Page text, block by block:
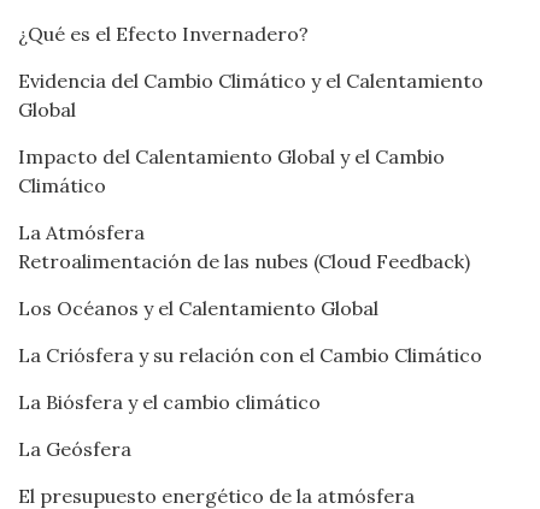
¿Qué es el Efecto Invernadero?
Evidencia del Cambio Climático y el Calentamiento
Global
Impacto del Calentamiento Global y el Cambio
Climático
La Atmósfera
Retroalimentación de las nubes (Cloud Feedback)
Los Océanos y el Calentamiento Global
La Criósfera y su relación con el Cambio Climático
La Biósfera y el cambio climático
La Geósfera
El presupuesto energético de la atmósfera